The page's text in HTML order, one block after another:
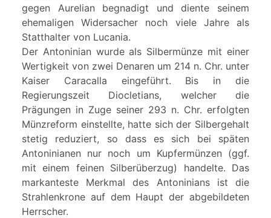
gegen Aurelian begnadigt und diente seinem
ehemaligen Widersacher noch viele Jahre als
Statthalter von Lucania.
Der Antoninian wurde als Silbermünze mit einer
Wertigkeit von zwei Denaren um 214 n. Chr. unter
Kaiser Caracalla eingeführt. Bis in die
Regierungszeit Diocletians, welcher die
Prägungen in Zuge seiner 293 n. Chr. erfolgten
Münzreform einstellte, hatte sich der Silbergehalt
stetig reduziert, so dass es sich bei späten
Antoninianen nur noch um Kupfermünzen (ggf.
mit einem feinen Silberüberzug) handelte. Das
markanteste Merkmal des Antoninians ist die
Strahlenkrone auf dem Haupt der abgebildeten
Herrscher.